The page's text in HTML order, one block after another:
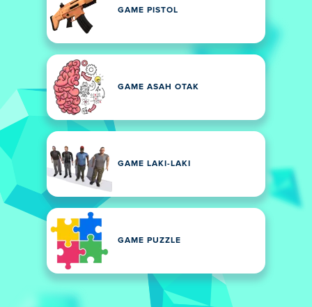
GAME PISTOL
GAME ASAH OTAK
GAME LAKI-LAKI
GAME PUZZLE